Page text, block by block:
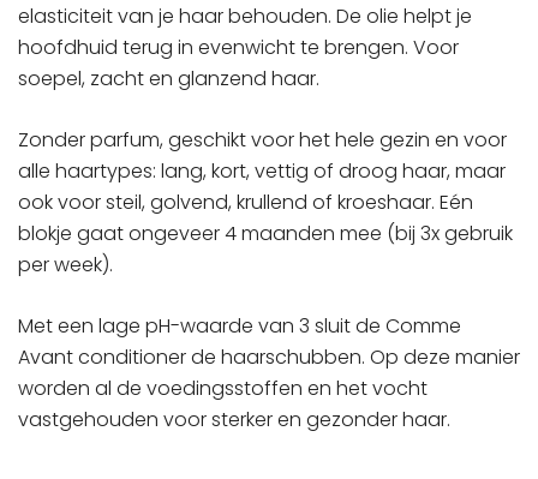
elasticiteit van je haar behouden. De olie helpt je
hoofdhuid terug in evenwicht te brengen. Voor
soepel, zacht en glanzend haar.
Zonder parfum, geschikt voor het hele gezin en voor
alle haartypes: lang, kort, vettig of droog haar, maar
ook voor steil, golvend, krullend of kroeshaar. Eén
blokje gaat ongeveer 4 maanden mee (bij 3x gebruik
per week).
Met een lage pH-waarde van 3 sluit de Comme
Avant conditioner de haarschubben. Op deze manier
worden al de voedingsstoffen en het vocht
vastgehouden voor sterker en gezonder haar.